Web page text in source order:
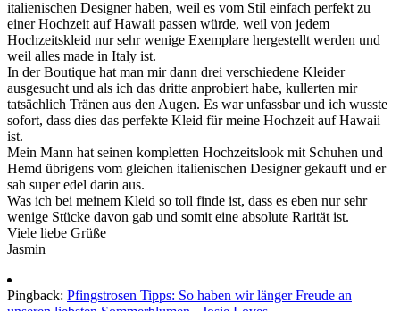
italienischen Designer haben, weil es vom Stil einfach perfekt zu
einer Hochzeit auf Hawaii passen würde, weil von jedem
Hochzeitskleid nur sehr wenige Exemplare hergestellt werden und
weil alles made in Italy ist.
In der Boutique hat man mir dann drei verschiedene Kleider
ausgesucht und als ich das dritte anprobiert habe, kullerten mir
tatsächlich Tränen aus den Augen. Es war unfassbar und ich wusste
sofort, dass dies das perfekte Kleid für meine Hochzeit auf Hawaii
ist.
Mein Mann hat seinen kompletten Hochzeitslook mit Schuhen und
Hemd übrigens vom gleichen italienischen Designer gekauft und er
sah super edel darin aus.
Was ich bei meinem Kleid so toll finde ist, dass es eben nur sehr
wenige Stücke davon gab und somit eine absolute Rarität ist.
Viele liebe Grüße
Jasmin
Pingback: Pfingstrosen Tipps: So haben wir länger Freude an